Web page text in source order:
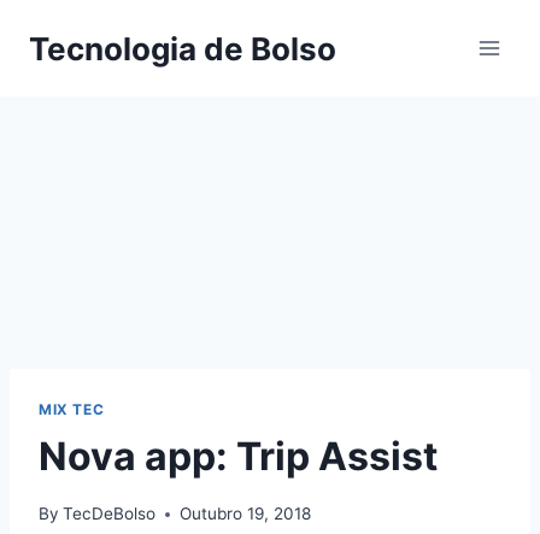
Tecnologia de Bolso
MIX TEC
Nova app: Trip Assist
By TecDeBolso Outubro 19, 2018